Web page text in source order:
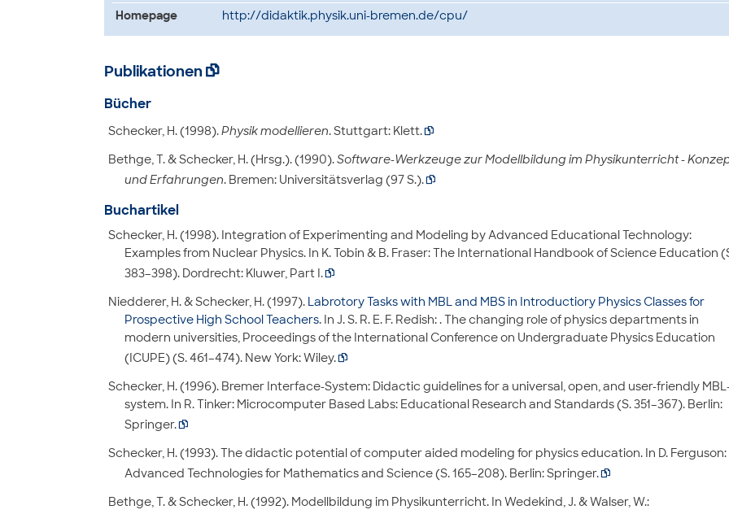
Homepage
http://didaktik.physik.uni-bremen.de/cpu/
Publikationen 
Bücher
Schecker, H. (1998).Physik modellieren. Stuttgart: Klett.
Bethge, T. & Schecker, H. (Hrsg.). (1990).Software-Werkzeuge zur Modellbildung im Physikunterricht -
und Erfahrungen. Bremen: Universitätsverlag (97 S.).
Buchartikel
Schecker, H. (1998). Integration of Experimenting and Modeling by Advanced Educational Technology:
Examples from Nuclear Physics. In K. Tobin & B. Fraser: The International Handbook of Science Education
383–398). Dordrecht: Kluwer, Part I.
Niedderer, H. & Schecker, H. (1997). Labrotory Tasks with MBL and MBS in Introductiory Physics Classes for
Prospective High School Teachers. In J. S. R. E. F. Redish: . The changing role of physics departments in
modern universities, Proceedings of the International Conference on Undergraduate Physics Education
(ICUPE) (S. 461–474). New York: Wiley.
Schecker, H. (1996). Bremer Interface-System: Didactic guidelines for a universal, open, and user-friendly
system. In R. Tinker: Microcomputer Based Labs: Educational Research and Standards (S. 351–367). Berlin:
Springer.
Schecker, H. (1993). The didactic potential of computer aided modeling for physics education. In D. Ferguson:
Advanced Technologies for Mathematics and Science (S. 165–208). Berlin: Springer.
Bethge, T. & Schecker, H. (1992). Modellbildung im Physikunterricht. In Wedekind, J. & Walser, W.: